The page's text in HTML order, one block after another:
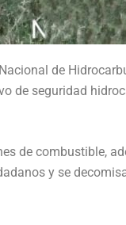
de
de seguridad
de combustible,
y se